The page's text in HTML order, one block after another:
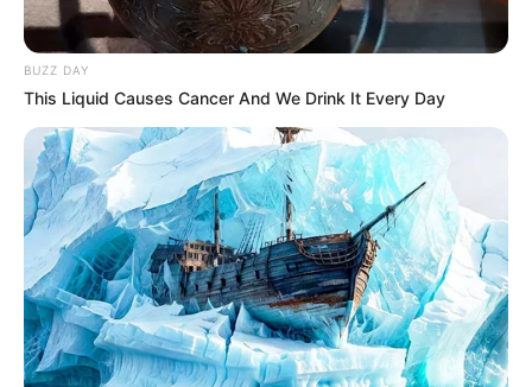
BUZZ DAY
This Liquid Causes Cancer And We Drink It Every Day